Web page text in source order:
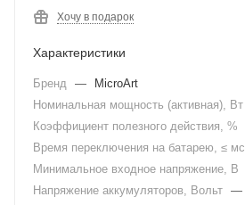
Хочу в подарок
Характеристики
Бренд —
MicroArt
Номинальная мощность (активная), Вт
Коэффициент полезного действия, %
Время переключения на батарею, ≤ мс
Минимальное входное напряжение, В
Напряжение аккумуляторов, Вольт —